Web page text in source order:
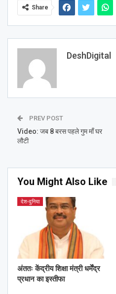
Share
DeshDigital
PREV POST
Video: जब 8 बरस पहले गुम माँ घर
लौटी
You Might Also Like
देश-दुनिया
अंततः केंद्रीय शिक्षा मंत्री धर्मेंद्र
प्रधान का इस्तीफा